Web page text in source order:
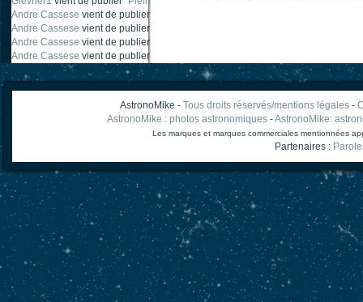
Andre Cassese vient de publier "
Andre Cassese vient de publier "
Andre Cassese vient de publier "
Andre Cassese vient de publier "
AstronoMike - Tous droits réservés/mentions légales-
AstronoMike : photos astronomiques -AstronoMike:
Les marques et marques commerciales mentionnées
Partenaires :